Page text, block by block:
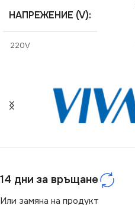
НАПРЕЖЕНИЕ (V)
220V
ЦВЯТ Бяло
МАРКА KANLUX
КЛЮЧ Единичен
14 дни за връщане
Или замяна на продукт